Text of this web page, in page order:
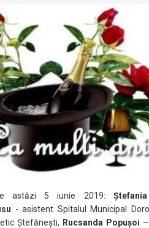
astăzi 5 iunie 2019:
- asistent Spitalul Municipal
Ştefăneşti, Rucsanda Popușoi